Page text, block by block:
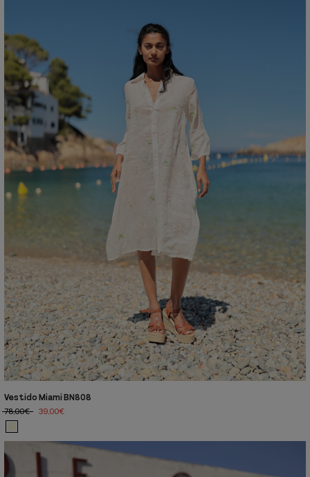
Vestido Miami BN808
78,00€
39,00€